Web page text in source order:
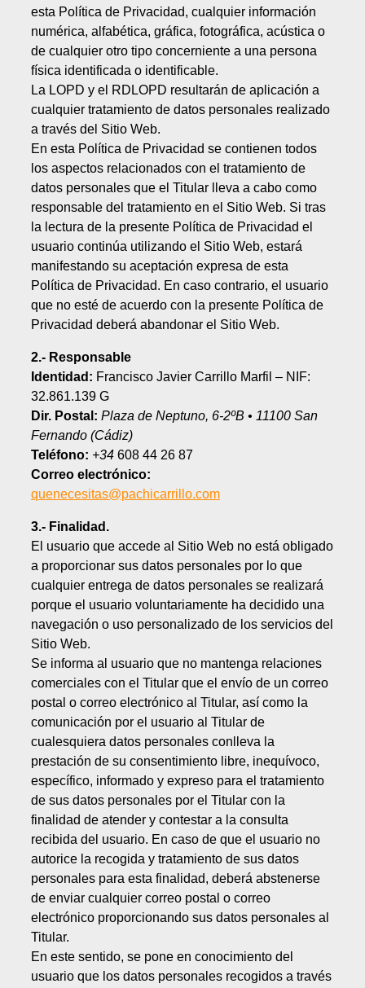
esta Política de Privacidad, cualquier información
numérica, alfabética, gráfica, fotográfica, acústica o
de cualquier otro tipo concerniente a una persona
física identificada o identificable.
La LOPD y el RDLOPD resultarán de aplicación a
cualquier tratamiento de datos personales realizado
a través del Sitio Web.
En esta Política de Privacidad se contienen todos
los aspectos relacionados con el tratamiento de
datos personales que el Titular lleva a cabo como
responsable del tratamiento en el Sitio Web. Si tras
la lectura de la presente Política de Privacidad el
usuario continúa utilizando el Sitio Web, estará
manifestando su aceptación expresa de esta
Política de Privacidad. En caso contrario, el usuario
que no esté de acuerdo con la presente Política de
Privacidad deberá abandonar el Sitio Web.
2.- Responsable
Identidad: Francisco Javier Carrillo Marfil – NIF:
32.861.139 G
Dir. Postal: Plaza de Neptuno, 6-2ºB • 11100 San
Fernando (Cádiz)
Teléfono: +34 608 44 26 87
Correo electrónico:
quenecesitas@pachicarrillo.com
3.- Finalidad.
El usuario que accede al Sitio Web no está obligado
a proporcionar sus datos personales por lo que
cualquier entrega de datos personales se realizará
porque el usuario voluntariamente ha decidido una
navegación o uso personalizado de los servicios del
Sitio Web.
Se informa al usuario que no mantenga relaciones
comerciales con el Titular que el envío de un correo
postal o correo electrónico al Titular, así como la
comunicación por el usuario al Titular de
cualesquiera datos personales conlleva la
prestación de su consentimiento libre, inequívoco,
específico, informado y expreso para el tratamiento
de sus datos personales por el Titular con la
finalidad de atender y contestar a la consulta
recibida del usuario. En caso de que el usuario no
autorice la recogida y tratamiento de sus datos
personales para esta finalidad, deberá abstenerse
de enviar cualquier correo postal o correo
electrónico proporcionando sus datos personales al
Titular.
En este sentido, se pone en conocimiento del
usuario que los datos personales recogidos a través